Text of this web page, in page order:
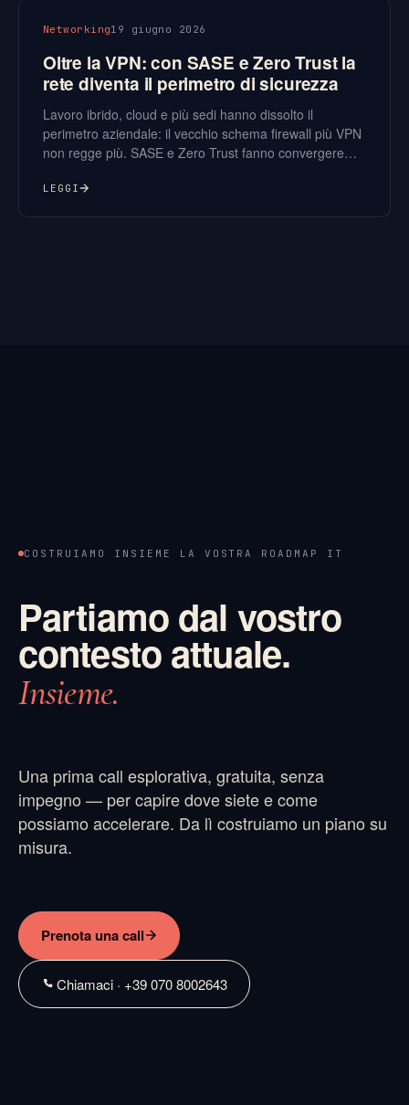
Networking19 giugno 2026
Oltre la VPN: con SASE e Zero Trust la
rete diventa il perimetro di sicurezza
Lavoro ibrido, cloud e più sedi hanno dissolto il
perimetro aziendale: il vecchio schema firewall più VPN
non regge più. SASE e Zero Trust fanno convergere
spingono nella stessa direzione.
LEGGI
COSTRUIAMO INSIEME LA VOSTRA ROADMAP IT
Partiamo dal vostro
contesto attuale.
Insieme.
Una prima call esplorativa, gratuita, senza
impegno — per capire dove siete e come
possiamo accelerare. Da lì costruiamo un piano su
misura.
Prenota una call
Chiamaci · +39 070 8002643